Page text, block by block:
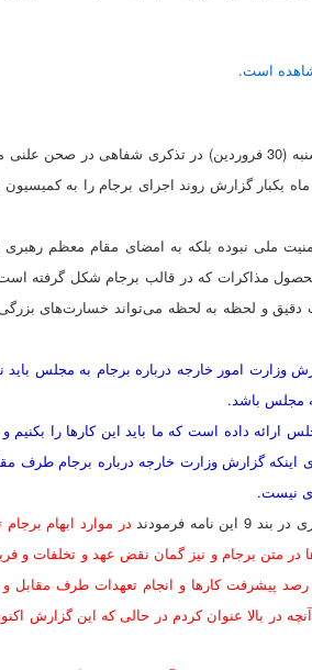
است.
حجت‌الاسلام حمید رسایی نماینده مردم تهران در مجلس شورای اسلامی امروز دوشنبه (30 فروردین) در تذکری شفاهی
یکبار گزارش روند اجرای برجام را به کمیسیون
ملی نبوده بلکه به امضای مقام معظم
مذاکرات که در قالب برجام شکل گرفته است
و لحظه به لحظه می‌تواند خسارت‌های
وزارت امور خارجه درباره برجام به مجلس باید
مجلس باشد.
ارائه داده است که ما باید این کارها را
اینکه گزارش وزارت خارجه درباره برجام طرف
نیست.
فرمودند
در موارد ابهام برجام
متن برجام و نیز گمان نقض عهد و تخلفات و
پیشرفت کارها و انجام تعهدات طرف مقابل
در بالا عنوان کردم در حالی که این گزارش